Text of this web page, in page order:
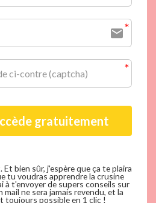
gratuitement
bien sûr, j'espère que ça te plaira
tu voudras apprendre la crusine
à t'envoyer de supers conseils sur
ne sera jamais revendu, et la
toujours possible en 1 clic !